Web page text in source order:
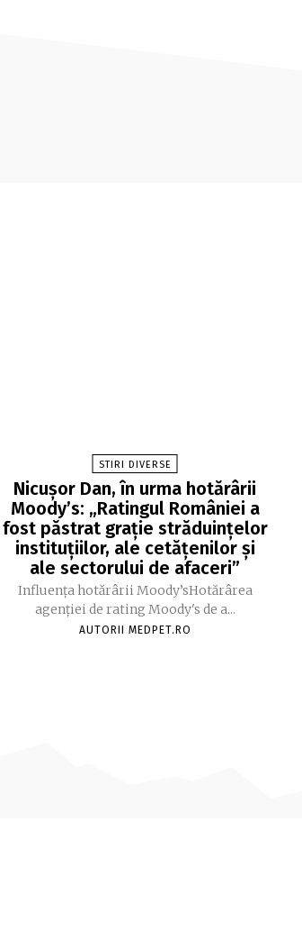
STIRI DIVERSE
Nicușor Dan, în urma hotărârii
Moody’s: „Ratingul României a
fost păstrat grație străduințelor
instituțiilor, ale cetățenilor și
ale sectorului de afaceri”
Influența hotărârii Moody’sHotărârea
agenției de rating Moody's de a...
AUTORII MEDPET.RO